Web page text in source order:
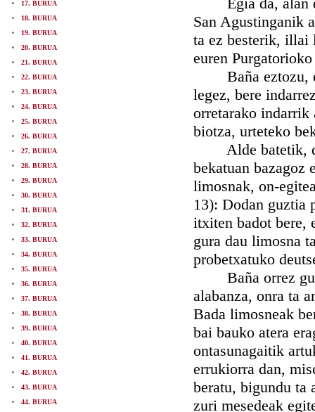
17. BURUA
18. BURUA
19. BURUA
20. BURUA
21. BURUA
22. BURUA
23. BURUA
24. BURUA
25. BURUA
26. BURUA
27. BURUA
28. BURUA
29. BURUA
30. BURUA
31. BURUA
32. BURUA
33. BURUA
34. BURUA
35. BURUA
36. BURUA
37. BURUA
38. BURUA
39. BURUA
40. BURUA
41. BURUA
42. BURUA
43. BURUA
44. BURUA
San Agustinganik
ta ez besterik, illai
euren
Baña eztozu,
legez, bere
orretarako indarrik
biotza, urteteko
Alde batetik,
bekatuan bazagoz
limosnak, on-
13): Dodan guztia
itxiten badot bere,
gura dau limosna
probetxatuko
Baña orrez
alabanza, onra ta
Bada limosneak
bai bauko atera
ontasunagaitik
errukiorra dan,
beratu, bigundu ta
zuri mesedeak